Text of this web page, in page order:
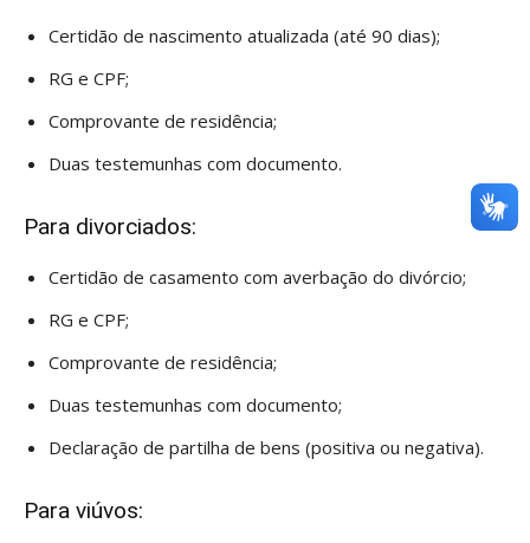
Certidão de nascimento atualizada (até 90 dias);
RG e CPF;
Comprovante de residência;
Duas testemunhas com documento.
Para divorciados:
Certidão de casamento com averbação do divórcio;
RG e CPF;
Comprovante de residência;
Duas testemunhas com documento;
Declaração de partilha de bens (positiva ou negativa).
Para viúvos: